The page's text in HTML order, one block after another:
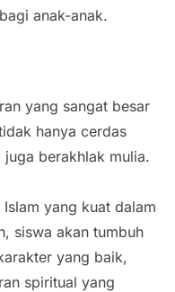
anak-anak.
yang sangat besar
hanya cerdas
berakhlak mulia.
yang kuat dalam
siswa akan tumbuh
yang baik,
spiritual yang